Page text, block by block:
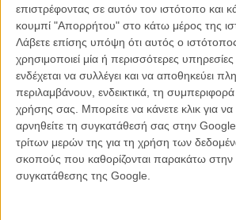
επιστρέφοντας σε αυτόν τον ιστότοπο και
κουμπί "Απορρήτου" στο κάτω μέρος της
Λάβετε επίσης υπόψη ότι αυτός ο
χρησιμοποιεί μία ή περισσότερες
ενδέχεται να συλλέγει και να αποθηκεύει
περιλαμβάνουν, ενδεικτικά, τη
χρήσης σας. Μπορείτε να κάνετε κλικ για
αρνηθείτε τη συγκατάθεσή σας στην Google
τρίτων μερών της για τη χρήση των
σκοπούς που καθορίζονται παρακάτω στην
συγκατάθεσης της Google.